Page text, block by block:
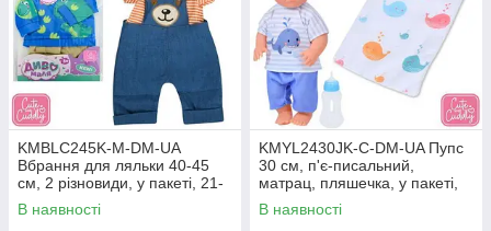
KMBLC245K-M-DM-UA
Вбрання для ляльки 40-45
см, 2 різновиди, у пакеті, 21-
31-1 см
В наявності
KMYL2430JK-C-DM-UA Пупс
30 см, п'є-писальний,
матрац, пляшечка, у пакеті,
24-42-8 см
В наявності